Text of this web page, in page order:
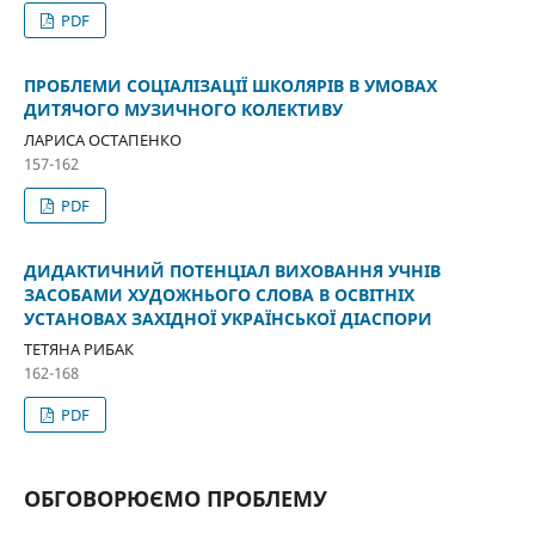
PDF
ПРОБЛЕМИ СОЦІАЛІЗАЦІЇ ШКОЛЯРІВ В УМОВАХ
ДИТЯЧОГО МУЗИЧНОГО КОЛЕКТИВУ
ЛАРИСА ОСТАПЕНКО
157-162
PDF
ДИДАКТИЧНИЙ ПОТЕНЦІАЛ ВИХОВАННЯ УЧНІВ
ЗАСОБАМИ ХУДОЖНЬОГО СЛОВА В ОСВІТНІХ
УСТАНОВАХ ЗАХІДНОЇ УКРАЇНСЬКОЇ ДІАСПОРИ
ТЕТЯНА РИБАК
162-168
PDF
ОБГОВОРЮЄМО ПРОБЛЕМУ